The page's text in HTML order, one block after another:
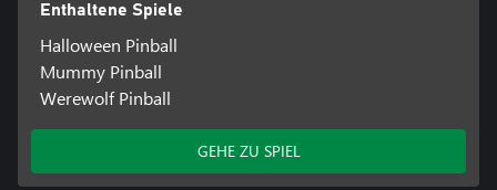
Enthaltene Spiele
Halloween Pinball
Mummy Pinball
Werewolf Pinball
GEHE ZU SPIEL